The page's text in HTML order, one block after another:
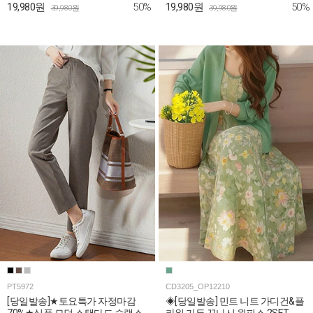
19,980원 39,980원 50% 19,980원 39,980원 50%
PT5972
[당일발송]★토요특가 자정마감
CD3205_OP12210
◈[당일발송] 민트 니트 가디건&플